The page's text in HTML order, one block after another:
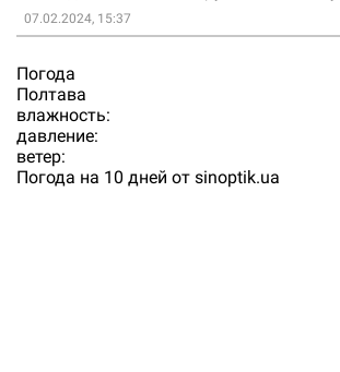
07.02.2024, 15:37
Погода
Полтава
влажность:
давление:
ветер:
Погода на 10 дней от sinoptik.ua